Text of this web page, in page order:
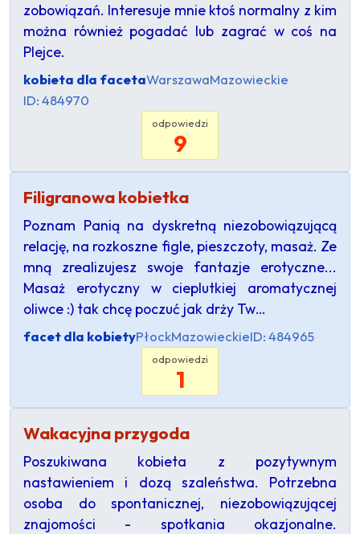
zobowiązań. Interesuje mnie ktoś normalny z kim
można również pogadać lub zagrać w coś na
Plejce.
kobieta dla facetaWarszawaMazowieckie
ID: 484970
odpowiedzi
9
Filigranowa kobietka
Poznam Panią na dyskretną niezobowiązującą
relację, na rozkoszne figle, pieszczoty, masaż. Ze
mną zrealizujesz swoje fantazje erotyczne...
Masaż erotyczny w cieplutkiej aromatycznej
oliwce :) tak chcę poczuć jak drży Tw…
facet dla kobietyPłockMazowieckieID: 484965
odpowiedzi
1
Wakacyjna przygoda
Poszukiwana kobieta z pozytywnym
nastawieniem i dozą szaleństwa. Potrzebna
osoba do spontanicznej, niezobowiązującej
znajomości - spotkania okazjonalne.